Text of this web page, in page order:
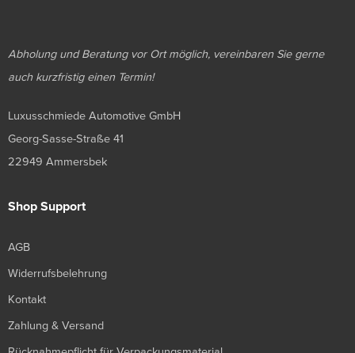
Abholung und Beratung vor Ort möglich, vereinbaren Sie gerne
auch kurzfristig einen Termin!
Luxusschmiede Automotive GmbH
Georg-Sasse-Straße 41
22949 Ammersbek
Shop Support
AGB
Widerrufsbelehrung
Kontakt
Zahlung & Versand